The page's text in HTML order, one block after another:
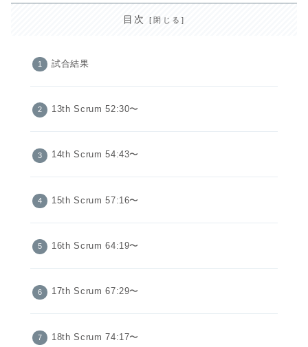
目次
試合結果
13th Scrum 52:30〜
14th Scrum 54:43〜
15th Scrum 57:16〜
16th Scrum 64:19〜
17th Scrum 67:29〜
18th Scrum 74:17〜